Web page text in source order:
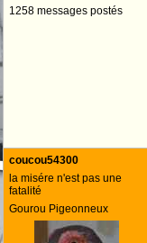
1258 messages postés
coucou54300
la misére n'est pas une
fatalité
Gourou Pigeonneux